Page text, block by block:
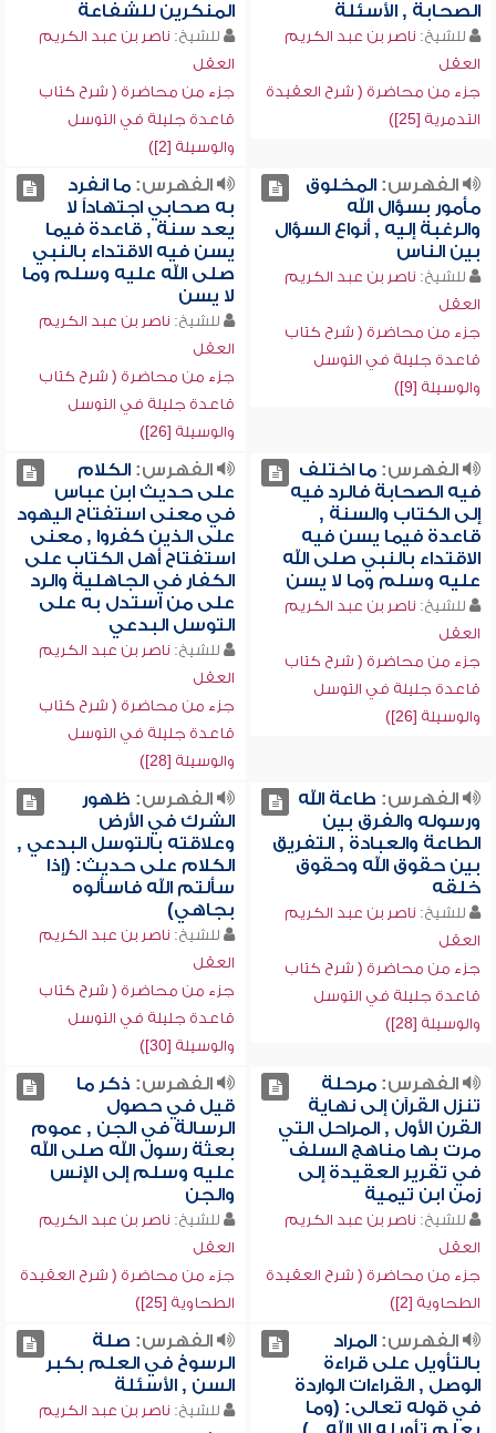
الصحابة , الأسئلة
للشيخ: ناصر بن عبد الكريم
العقل
جزء من محاضرة ( شرح العقيدة
التدمرية [25])
المنكرين للشفاعة
للشيخ: ناصر بن عبد الكريم
العقل
جزء من محاضرة ( شرح كتاب
قاعدة جليلة في التوسل
والوسيلة [2])
الفهرس:المخلوق
مأمور بسؤال الله
والرغبة إليه , أنواع السؤال
بين الناس
للشيخ: ناصر بن عبد الكريم
العقل
جزء من محاضرة ( شرح كتاب
قاعدة جليلة في التوسل
والوسيلة [9])
الفهرس:ما انفرد
به صحابي اجتهاداً لا
يعد سنة , قاعدة فيما
يسن فيه الاقتداء بالنبي
صلى الله عليه وسلم وما
لا يسن
للشيخ: ناصر بن عبد الكريم
العقل
جزء من محاضرة ( شرح كتاب
قاعدة جليلة في التوسل
والوسيلة [26])
الفهرس:ما اختلف
فيه الصحابة فالرد فيه
إلى الكتاب والسنة ,
قاعدة فيما يسن فيه
الاقتداء بالنبي صلى الله
عليه وسلم وما لا يسن
للشيخ: ناصر بن عبد الكريم
العقل
جزء من محاضرة ( شرح كتاب
قاعدة جليلة في التوسل
والوسيلة [26])
الفهرس:الكلام
على حديث ابن عباس
في معنى استفتاح اليهود
على الذين كفروا , معنى
استفتاح أهل الكتاب على
الكفار في الجاهلية والرد
على من استدل به على
التوسل البدعي
للشيخ: ناصر بن عبد الكريم
العقل
جزء من محاضرة ( شرح كتاب
قاعدة جليلة في التوسل
والوسيلة [28])
الفهرس: طاعة الله
ورسوله والفرق بين
الطاعة والعبادة , التفريق
بين حقوق الله وحقوق
خلقه
للشيخ: ناصر بن عبد الكريم
العقل
جزء من محاضرة ( شرح كتاب
قاعدة جليلة في التوسل
والوسيلة [28])
الفهرس: ظهور
الشرك في الأرض
وعلاقته بالتوسل البدعي ,
الكلام على حديث: (إذا
سألتم الله فاسألوه
بجاهي)
للشيخ: ناصر بن عبد الكريم
العقل
جزء من محاضرة ( شرح كتاب
قاعدة جليلة في التوسل
والوسيلة [30])
الفهرس:مرحلة
تنزل القرآن إلى نهاية
القرن الأول , المراحل التي
مرت بها مناهج السلف
في تقرير العقيدة إلى
زمن ابن تيمية
للشيخ: ناصر بن عبد الكريم
العقل
جزء من محاضرة ( شرح العقيدة
الطحاوية [2])
الفهرس: ذكر ما
قيل في حصول
الرسالة في الجن , عموم
بعثة رسول الله صلى الله
عليه وسلم إلى الإنس
والجن
للشيخ: ناصر بن عبد الكريم
العقل
جزء من محاضرة ( شرح العقيدة
الطحاوية [25])
الفهرس:المراد
بالتأويل على قراءة
الوصل , القراءات الواردة
في قوله تعالى: (وما
الفهرس: صلة
الرسوخ في العلم بكبر
السن , الأسئلة
للشيخ: ناصر بن عبد الكريم